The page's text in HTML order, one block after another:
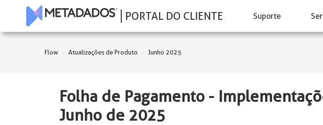
PORTAL DO CLIENTE Suporte
Flow Atualizações de Produto Junho 2025
Folha de Pagamento -
Junho de 2025